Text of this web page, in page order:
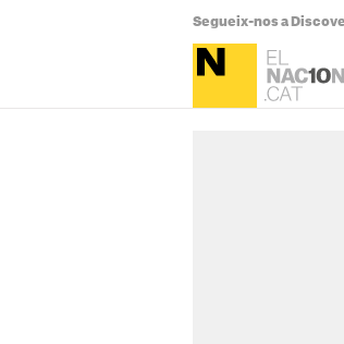
Segueix-nos a